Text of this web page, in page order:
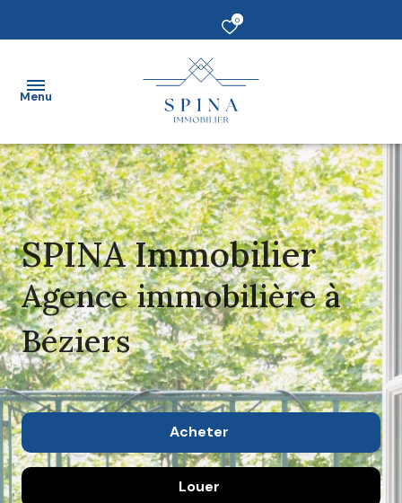
0
Menu
Accueil
vendre
Acheter
Louer
Estimer
un bien
Mieux
connaître
SPINA Immobilier
Agence immobilière à
Béziers
Acheter
Louer